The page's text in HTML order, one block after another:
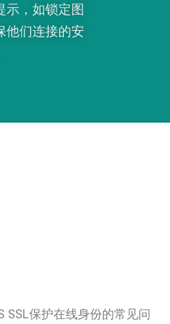
示，如锁定图
他们连接的安
SSL保护在线身份的常见问